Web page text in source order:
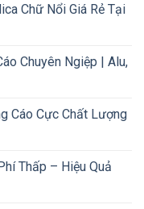
Chữ Nổi Giá Rẻ Tại
Chuyên Ngiệp | Alu,
Cáo Cực Chất Lượng
Thấp – Hiệu Quả